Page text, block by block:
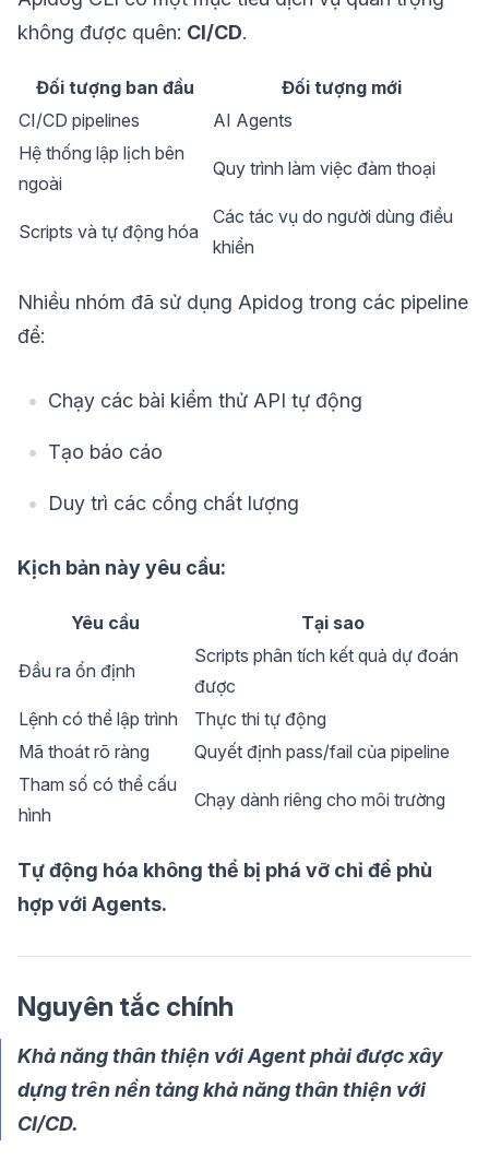
không được quên: CI/CD.
Đối tượng ban đầu
Đối tượng mới
CI/CD pipelines
AI Agents
Hệ thống lập lịch bên
ngoài
Quy trình làm việc đàm thoại
Scripts và tự động hóa
Các tác vụ do người dùng điều
khiển
Nhiều nhóm đã sử dụng Apidog trong các pipeline
để:
Chạy các bài kiểm thử API tự động
Tạo báo cáo
Duy trì các cổng chất lượng
Kịch bản này yêu cầu:
Yêu cầu Tại sao
Đầu ra ổn định
Scripts phân tích kết quả dự đoán
được
Lệnh có thể lập trình
Thực thi tự động
Mã thoát rõ ràng
Quyết định pass/fail của pipeline
Tham số có thể cấu
hình
Chạy dành riêng cho môi trường
Tự động hóa không thể bị phá vỡ chỉ để phù
hợp với Agents.
Nguyên tắc chính
Khả năng thân thiện với Agent phải được xây
dựng trên nền tảng khả năng thân thiện với
CI/CD.